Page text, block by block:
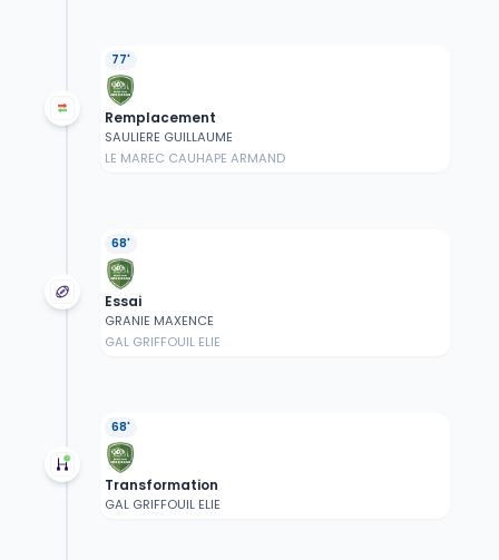
77'
Remplacement
SAULIERE GUILLAUME
LE MAREC CAUHAPE ARMAND
68'
Essai
GRANIE MAXENCE
GAL GRIFFOUIL ELIE
68'
Transformation
GAL GRIFFOUIL ELIE